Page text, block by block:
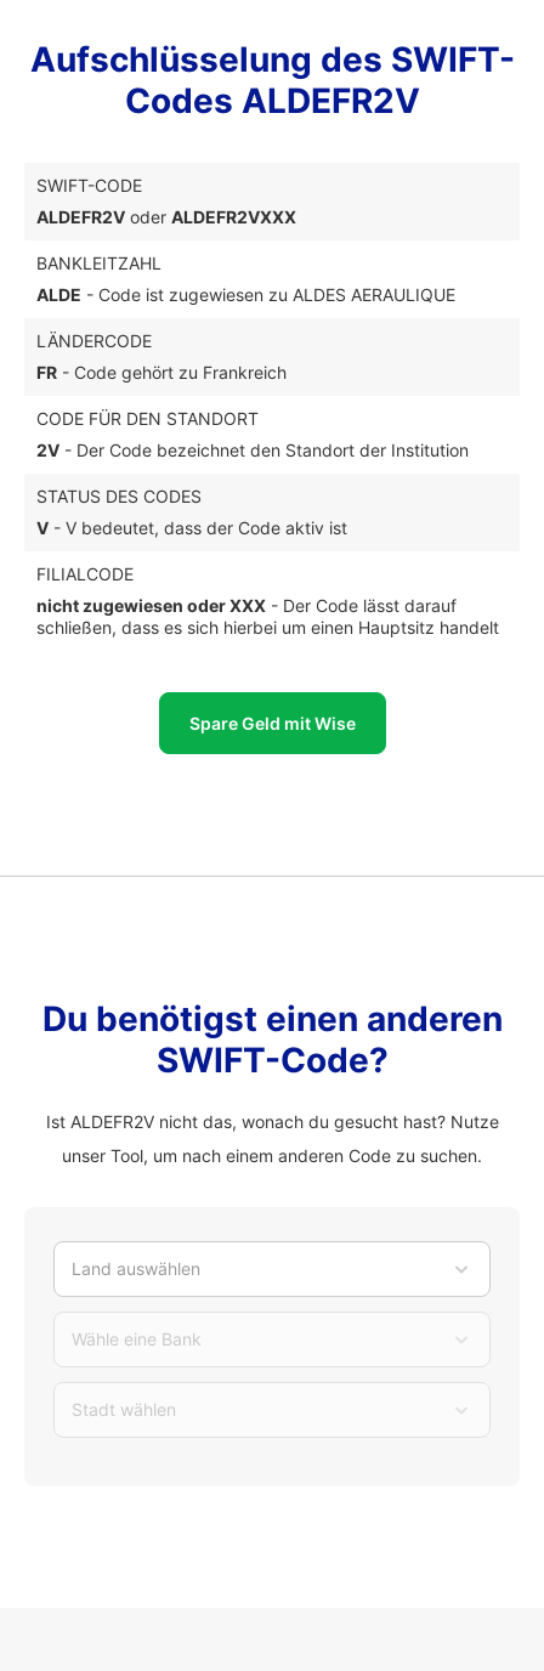
Aufschlüsselung des SWIFT-
Codes ALDEFR2V
SWIFT-CODE
ALDEFR2V oder ALDEFR2VXXX
BANKLEITZAHL
ALDE - Code ist zugewiesen zu ALDES AERAULIQUE
LÄNDERCODE
FR - Code gehört zu Frankreich
CODE FÜR DEN STANDORT
2V - Der Code bezeichnet den Standort der Institution
STATUS DES CODES
V - V bedeutet, dass der Code aktiv ist
FILIALCODE
nicht zugewiesen oder XXX - Der Code lässt darauf
schließen, dass es sich hierbei um einen Hauptsitz handelt
Spare Geld mit Wise
Du benötigst einen anderen
SWIFT-Code?
Ist ALDEFR2V nicht das, wonach du gesucht hast? Nutze
unser Tool, um nach einem anderen Code zu suchen.
Land auswählen
Wähle eine Bank
Stadt wählen